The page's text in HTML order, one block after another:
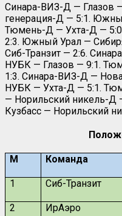
Синара-ВИЗ-Д — Глазов
генерация-Д — 5:1.
Тюмень-Д — Ухта-Д —
2:3. Южный Урал —
Сиб-Транзит — 2:6.
НУБК — Глазов — 9:1.
1:3. Синара-ВИЗ-Д —
НУБК — Ухта-Д — 5:1.
— Норильский никель-Д
Кузбасс — Норильский
М Команда
1 Сиб-Транзит
2 ИрАэро